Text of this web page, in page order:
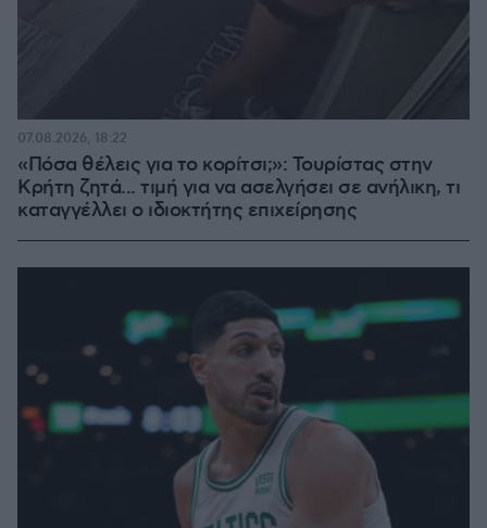
«Πόσα θέλεις για το κορίτσι;»: Τουρίστας στην
Κρήτη ζητά... τιμή για να ασελγήσει σε ανήλικη, τι
καταγγέλλει ο ιδιοκτήτης επιχείρησης
07.08.2026, 18:22